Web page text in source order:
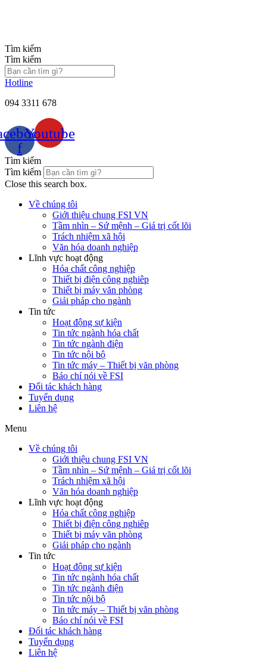
Tìm kiếm
Tìm kiếm
Hotline
094 3311 678
f
Youtube
Tìm kiếm
Tìm kiếm
Close this search box.
Về chúng tôi
Giới thiệu chung FSI VN
Tầm nhìn – Sứ mệnh – Giá trị cốt lõi
Trách nhiệm xã hội
Văn hóa doanh nghiệp
Lĩnh vực hoạt động
Hóa chất công nghiệp
Thiết bị điện công nghiêp
Thiết bị máy văn phòng
Giải pháp cho ngành
Tin tức
Hoạt động sự kiện
Tin tức ngành hóa chất
Tin tức ngành điện
Tin tức nội bộ
Tin tức máy – Thiết bị văn phòng
Báo chí nói về FSI
Đối tác khách hàng
Tuyển dụng
Liên hệ
Menu
Về chúng tôi
Giới thiệu chung FSI VN
Tầm nhìn – Sứ mệnh – Giá trị cốt lõi
Trách nhiệm xã hội
Văn hóa doanh nghiệp
Lĩnh vực hoạt động
Hóa chất công nghiệp
Thiết bị điện công nghiêp
Thiết bị máy văn phòng
Giải pháp cho ngành
Tin tức
Hoạt động sự kiện
Tin tức ngành hóa chất
Tin tức ngành điện
Tin tức nội bộ
Tin tức máy – Thiết bị văn phòng
Báo chí nói về FSI
Đối tác khách hàng
Tuyển dụng
Liên hệ